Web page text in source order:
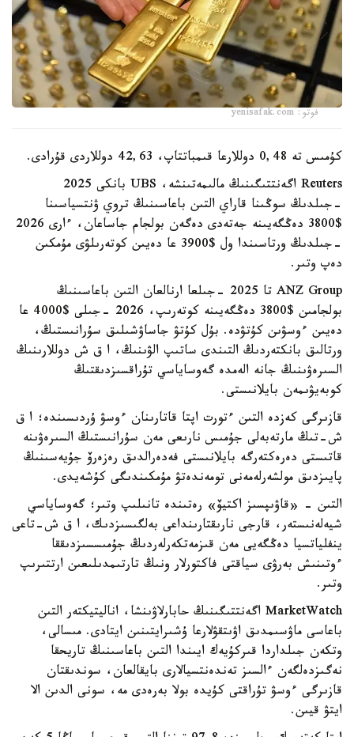
فوتو: yenisafak.com
كۇمىس تە 0,48 دوللارعا قىمباتتاپ، 42,63 دوللاردى قۇرادى.
Reuters اگەنتتىگىنىڭ مالىمەتىنشە، UBS بانكى 2025
-جىلدىڭ سوڭىنا قاراي التىن باعاسىنىڭ تروي ۋنتسياسىنا
$3800 دەڭگەيىنە جەتەدى دەگەن بولجام جاساعان، ءارى 2026
-جىلدىڭ ورتاسىندا ول $3900 عا دەيىن كوتەرىلۋى مۇمكىن
دەپ وتىر.
ANZ Group تا 2025 -جىلعا ارنالعان التىن باعاسىنىڭ
بولجامىن $3800 دەڭگەيىنە كوتەرىپ، 2026 -جىلى $4000 عا
دەيىن ءوسۋىن كۇتۋدە. بۇل كۇتۋ جاساۋشىلىق سۇرانىستىڭ،
ورتالىق بانكتەردىڭ التىندى ساتىپ الۋىنىڭ، ا ق ش دوللارىنىڭ
السىرەۋىنىڭ جانە الەمدە گەوساياسي تۇراقسىزدىقتىڭ
كوبەيۋىمەن بايلانىستى.
قازىرگى كەزدە التىن ءتورت اپتا قاتارىنان ءوسۋ ۇردىسىندە؛ ا ق
ش-تىڭ مارتەبەلى جۇمىس نارىعى مەن سۇرانىستىڭ السىرەۋىنە
قاتىستى دەرەكتەرگە بايلانىستى فەدەرالدىق رەزەرۆ جۇيەسىنىڭ
پايىزدىق مولشەرلەمەنى تومەندەتۋ مۇمكىندىگى كۇشەيدى.
التىن - «قاۋىپسىز اكتيۆ» رەتىندە تانىلىپ وتىر؛ گەوساياسي
شيەلەنىستەر، قارجى نارىقتارىنداعى بەلگىسىزدىك، ا ق ش-تاعى
ينفلياتسيا دەڭگەيى مەن قىزمەتكەرلەردىڭ جۇمىسسىزدىققا
ءوتىنىش بەرۋى سياقتى فاكتورلار ونىڭ تارتىمدىلىعىن ارتتىرىپ
وتىر.
MarketWatch اگەنتتىگىنىڭ حابارلاۋىنشا، اناليتيكتەر التىن
باعاسى ماۋسىمدىق اۋىتقۋلارعا ۇشىرايتىنىن ايتادى. مىسالى،
وتكەن جىلداردا قىركۇيەك ايىندا التىن باعاسىنىڭ تاريحقا
نەگىزدەلگەن ءالسىز تەندەنتسيالارى بايقالعان، سوندىقتان
قازىرگى ءوسۋ تۇراقتى كۇيدە بولا بەرەدى مە، سونى الدىن الا
ايتۋ قيىن.